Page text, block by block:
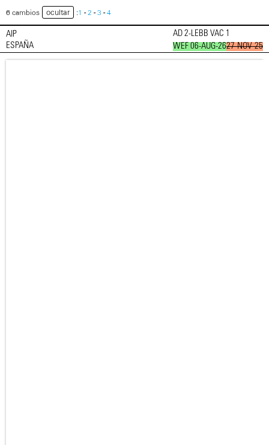
6 cambios ocultar :1 -2 -3 -4
AIP
ESPAÑA
AD 2-LEBB VAC 1
WEF 06-AUG-2627-NOV-25